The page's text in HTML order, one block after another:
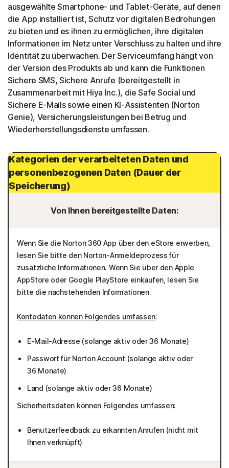
ausgewählte Smartphone- und Tablet-Geräte, auf denen
die App installiert ist, Schutz vor digitalen Bedrohungen
zu bieten und es ihnen zu ermöglichen, ihre digitalen
Informationen im Netz unter Verschluss zu halten und ihre
Identität zu überwachen. Der Serviceumfang hängt von
der Version des Produkts ab und kann die Funktionen
Sichere SMS, Sichere Anrufe (bereitgestellt in
Zusammenarbeit mit Hiya Inc.), die Safe Social und
Sichere E-Mails sowie einen KI-Assistenten (Norton
Genie), Versicherungsleistungen bei Betrug und
Wiederherstellungsdienste umfassen.
Kategorien der verarbeiteten Daten und
personenbezogenen Daten (Dauer der
Speicherung)
Von Ihnen bereitgestellte Daten:
Wenn Sie die Norton 360 App über den eStore erwerben,
lesen Sie bitte den Norton-Anmeldeprozess für
zusätzliche Informationen. Wenn Sie über den Apple
AppStore oder Google PlayStore einkaufen, lesen Sie
bitte die nachstehenden Informationen.
Kontodaten können Folgendes umfassen:
E-Mail-Adresse (solange aktiv oder 36 Monate)
Passwort für Norton Account (solange aktiv oder
36 Monate)
Land (solange aktiv oder 36 Monate)
Sicherheitsdaten können Folgendes umfassen:
Benutzerfeedback zu erkannten Anrufen (nicht mit
Ihnen verknüpft)